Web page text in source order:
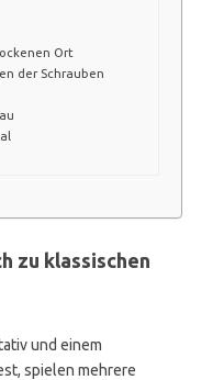
Ort
der Schrauben
zu klassischen
und einem
spielen mehrere